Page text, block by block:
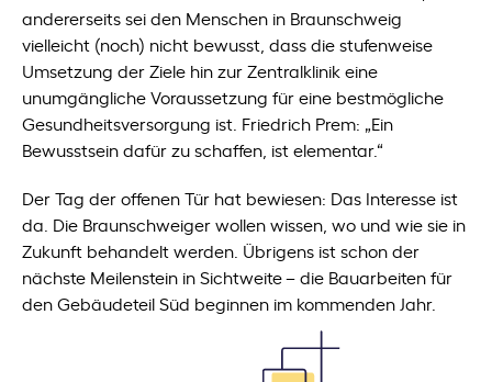
andererseits sei den Menschen in Braunschweig
vielleicht (noch) nicht bewusst, dass die stufenweise
Umsetzung der Ziele hin zur Zentralklinik eine
unumgängliche Voraussetzung für eine bestmögliche
Gesundheitsversorgung ist. Friedrich Prem: „Ein
Bewusstsein dafür zu schaffen, ist elementar.“
Der Tag der offenen Tür hat bewiesen: Das Interesse ist
da. Die Braunschweiger wollen wissen, wo und wie sie in
Zukunft behandelt werden. Übrigens ist schon der
nächste Meilenstein in Sichtweite – die Bauarbeiten für
den Gebäudeteil Süd beginnen im kommenden Jahr.